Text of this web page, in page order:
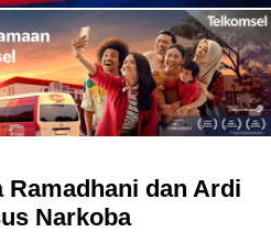
Ramadhani dan Ardi
Narkoba